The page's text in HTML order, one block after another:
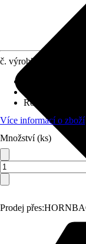
Prodej přes:
č. výrobku
Rozměry
Více informací o zboží
Množství (ks)